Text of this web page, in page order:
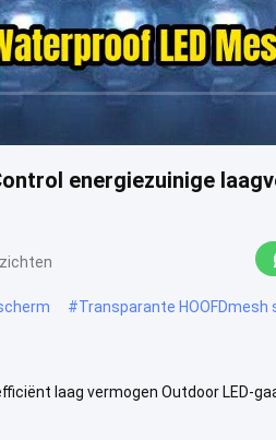
energiezuinige
#Transparante HOOFDmesh
laag vermogen Outdoor LED-